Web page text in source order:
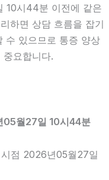
10시44분 이전에 같은
하면 상담 흐름을 잡기
수 있으므로 통증 양상
요합니다.
05월27일 10시44분
점 2026년05월27일